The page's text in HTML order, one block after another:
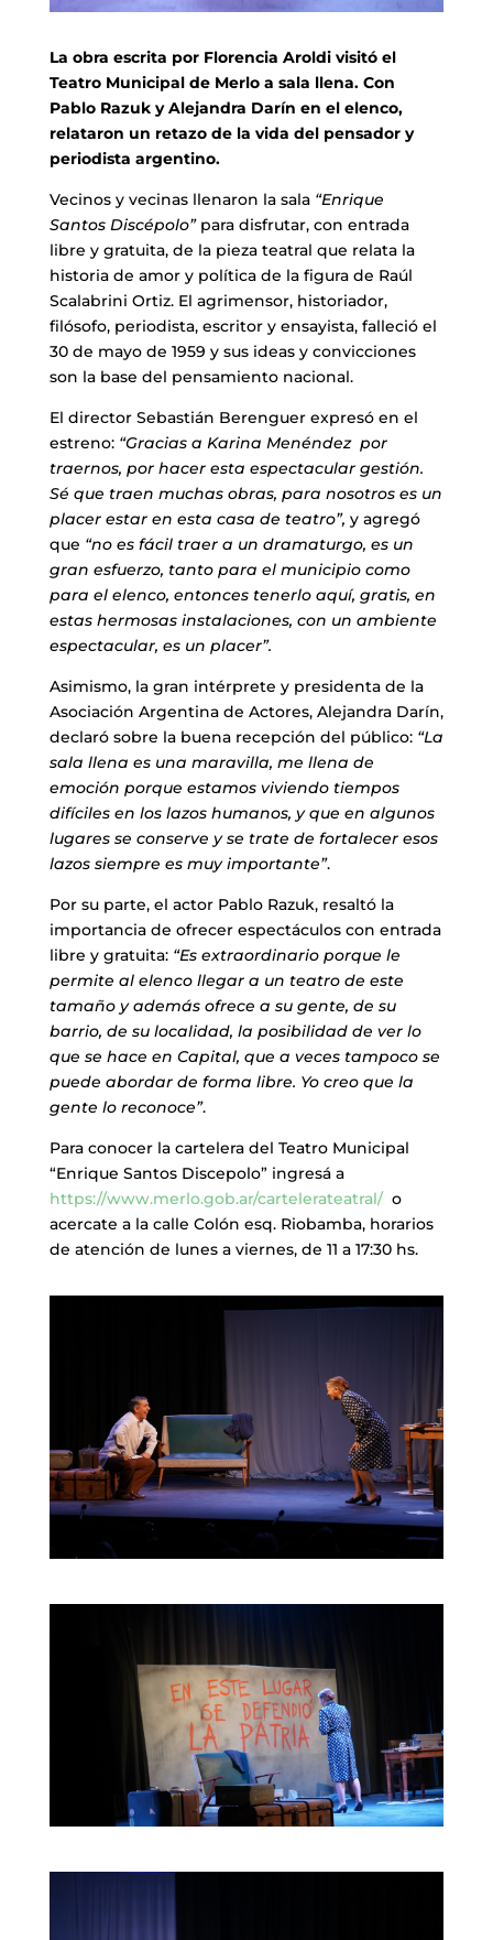
La obra escrita por Florencia Aroldi visitó el
Teatro Municipal de Merlo a sala llena. Con
Pablo Razuk y Alejandra Darín en el elenco,
relataron un retazo de la vida del pensador y
periodista argentino.
Vecinos y vecinas llenaron la sala “Enrique
Santos Discépolo” para disfrutar, con entrada
libre y gratuita, de la pieza teatral que relata la
historia de amor y política de la figura de Raúl
Scalabrini Ortiz. El agrimensor, historiador,
filósofo, periodista, escritor y ensayista, falleció el
30 de mayo de 1959 y sus ideas y convicciones
son la base del pensamiento nacional.
El director Sebastián Berenguer expresó en el
estreno: “Gracias a Karina Menéndez por
traernos, por hacer esta espectacular gestión.
Sé que traen muchas obras, para nosotros es un
placer estar en esta casa de teatro”, y agregó
que “no es fácil traer a un dramaturgo, es un
gran esfuerzo, tanto para el municipio como
para el elenco, entonces tenerlo aquí, gratis, en
estas hermosas instalaciones, con un ambiente
espectacular, es un placer”.
Asimismo, la gran intérprete y presidenta de la
Asociación Argentina de Actores, Alejandra Darín,
declaró sobre la buena recepción del público: “La
sala llena es una maravilla, me llena de
emoción porque estamos viviendo tiempos
difíciles en los lazos humanos, y que en algunos
lugares se conserve y se trate de fortalecer esos
lazos siempre es muy importante”.
Por su parte, el actor Pablo Razuk, resaltó la
importancia de ofrecer espectáculos con entrada
libre y gratuita: “Es extraordinario porque le
permite al elenco llegar a un teatro de este
tamaño y además ofrece a su gente, de su
barrio, de su localidad, la posibilidad de ver lo
que se hace en Capital, que a veces tampoco se
puede abordar de forma libre. Yo creo que la
gente lo reconoce”.
Para conocer la cartelera del Teatro Municipal
“Enrique Santos Discepolo” ingresá a
https://www.merlo.gob.ar/cartelerateatral/o
acercate a la calle Colón esq. Riobamba, horarios
de atención de lunes a viernes, de 11 a 17:30 hs.